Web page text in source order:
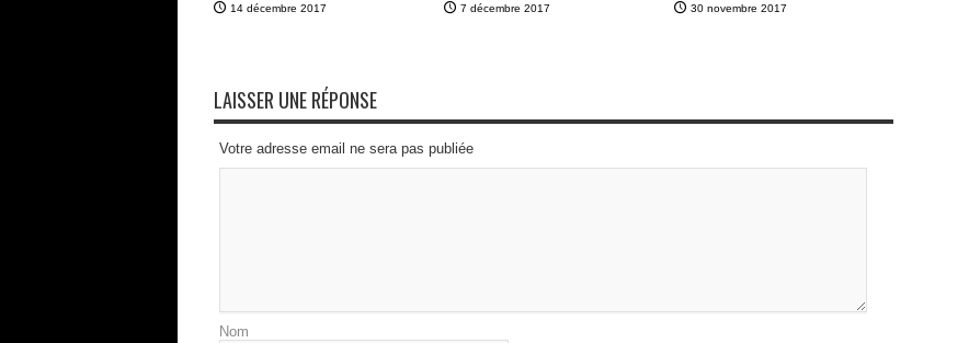
14 décembre 2017 7 décembre 2017 30 novembre 2017
LAISSER UNE RÉPONSE
Votre adresse email ne sera pas publiée
Nom